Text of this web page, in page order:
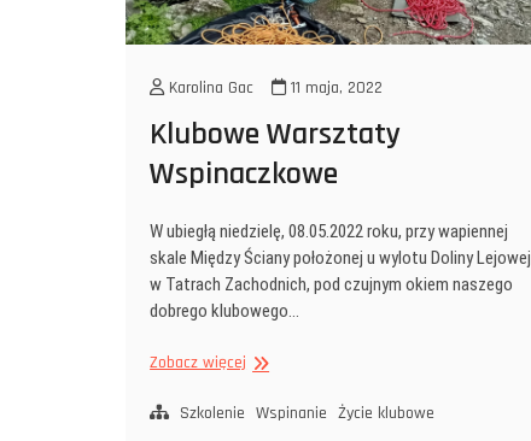
Karolina Gac 11 maja, 2022
Klubowe Warsztaty
Wspinaczkowe
W ubiegłą niedzielę, 08.05.2022 roku, przy wapiennej
skale Między Ściany położonej u wylotu Doliny Lejowej
w Tatrach Zachodnich, pod czujnym okiem naszego
dobrego klubowego…
Zobacz więcej Klubowe
Wspinaczkowe
Szkolenie Wspinanie Życie klubowe